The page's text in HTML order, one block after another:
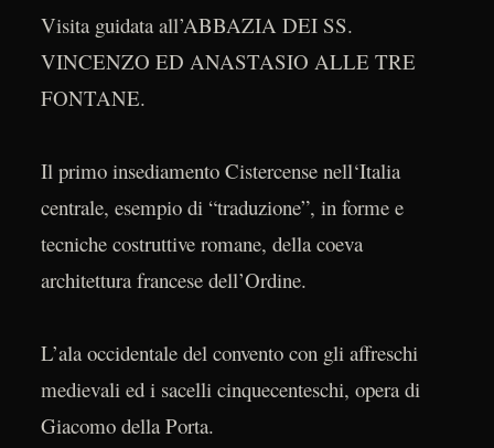
Visita guidata all’ABBAZIA DEI SS.
VINCENZO ED ANASTASIO ALLE TRE
FONTANE.
Il primo insediamento Cistercense nell‘Italia
centrale, esempio di “traduzione”, in forme e
tecniche costruttive romane, della coeva
architettura francese dell’Ordine.
L’ala occidentale del convento con gli affreschi
medievali ed i sacelli cinquecenteschi, opera di
Giacomo della Porta.